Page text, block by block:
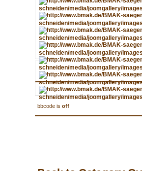
bbcode is off